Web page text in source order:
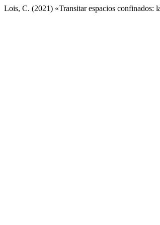
Lois, C. (2021) «Transitar espacios